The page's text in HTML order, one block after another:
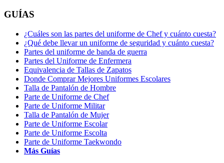
GUÍAS
¿Cuáles son las partes del uniforme de Chef y cuánto cuesta?
¿Qué debe llevar un uniforme de seguridad y cuánto cuesta?
Partes del uniforme de banda de guerra
Partes del Uniforme de Enfermera
Equivalencia de Tallas de Zapatos
Donde Comprar Mejores Uniformes Escolares
Talla de Pantalón de Hombre
Parte de Uniforme de Chef
Parte de Uniforme Militar
Talla de Pantalón de Mujer
Parte de Uniforme Escolar
Parte de Uniforme Escolta
Parte de Uniforme Taekwondo
Más Guías